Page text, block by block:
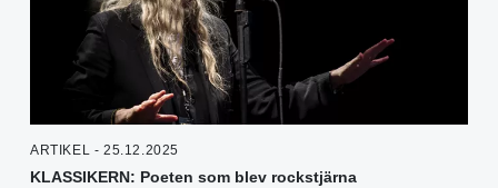
ARTIKEL - 25.12.2025
KLASSIKERN: Poeten som blev rockstjärna